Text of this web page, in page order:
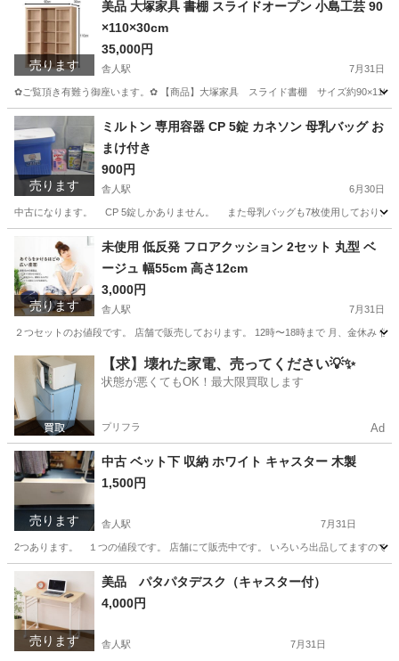
売ります
美品 大塚家具 書棚 スライドオープン 小島工芸 90
×110×30cm
35,000円
舎人駅 7月31日
✿ご覧頂き有難う御座います。✿ 【商品】大塚家具 スライド書棚 サイズ約
東京 足立区 舎人駅 収納家具
売ります
ミルトン 専用容器 CP 5錠 カネソン 母乳バッグ お
まけ付き
900円
舎人駅 6月30日
中古になります。 CP 5錠しかありません。 また母乳バッグも7枚使用しており、
足立区 舎人駅 ベビー用品
売ります
未使用 低反発 フロアクッション 2セット 丸型 ベ
ージュ 幅55cm 高さ12cm
3,000円
舎人駅 7月31日
２つセットのお値段です。 店舗で販売しております。 12時〜18時まで 月、金休み
東京 足立区 舎人駅 ソファ ベージュ
【求】壊れた家電、売ってください💡✨
状態が悪くてもOK！最大限買取します
プリフラ Ad
売ります
中古 ベット下 収納 ホワイト キャスター 木製
1,500円
舎人駅 7月31日
2つあります。 １つの値段です。 店舗にて販売中です。 いろいろ出品してますので
東京 足立区 舎人駅 収納家具 ベット
売ります
美品 パタパタデスク（キャスター付）
4,000円
舎人駅 7月31日